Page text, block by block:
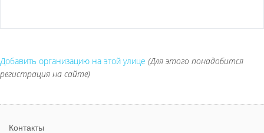
Добавить организацию на этой улице (Для этого понадобится
регистрация на сайте)
Контакты